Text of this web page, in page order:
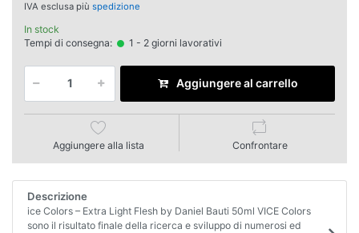
IVA esclusa più spedizione
In stock
Tempi di consegna:
1 - 2 giorni lavorativi
Aggiungere al carrello
Aggiungere alla lista Confrontare
Descrizione
ice Colors – Extra Light Flesh by Daniel Bauti 50ml VICE Colors
sono il risultato finale della ricerca e sviluppo di numerosi ed